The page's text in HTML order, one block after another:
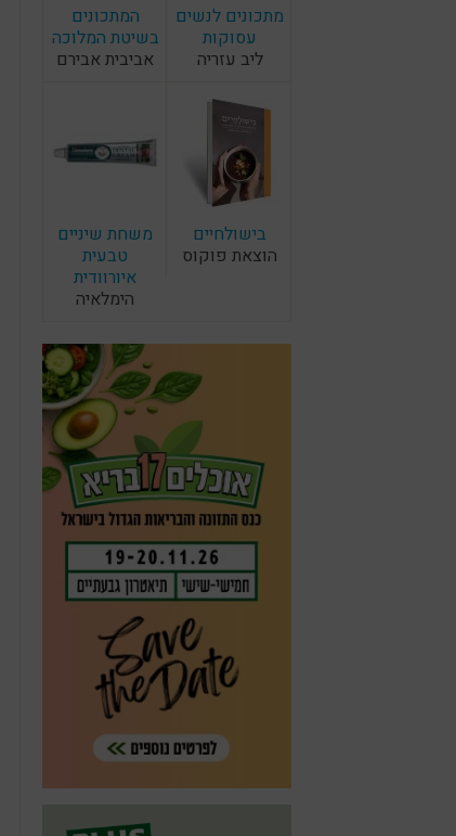
מתכונים לנשים
עסוקות
ליב עזריה
המתכונים
בשיטת המלוכה
אביבית אבירם
בישולחיים
הוצאת פוקוס
משחת שיניים
טבעית
איורוודית
הימלאיה